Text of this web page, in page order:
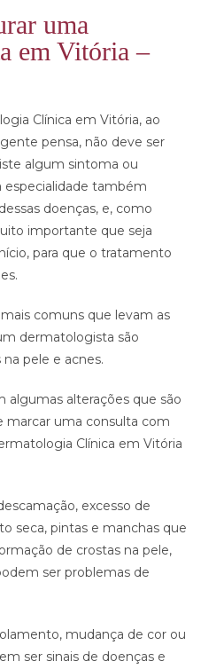
uma
em Vitória –
Clínica em Vitória, ao
pensa, não deve ser
algum sintoma ou
especialidade também
doenças, e, como
importante que seja
para que o tratamento
comuns que levam as
dermatologista são
pele e acnes.
algumas alterações que são
marcar uma consulta com
Clínica em Vitória
excesso de
seca, pintas e manchas que
de crostas na pele,
ser problemas de
mudança de cor ou
ser sinais de doenças e